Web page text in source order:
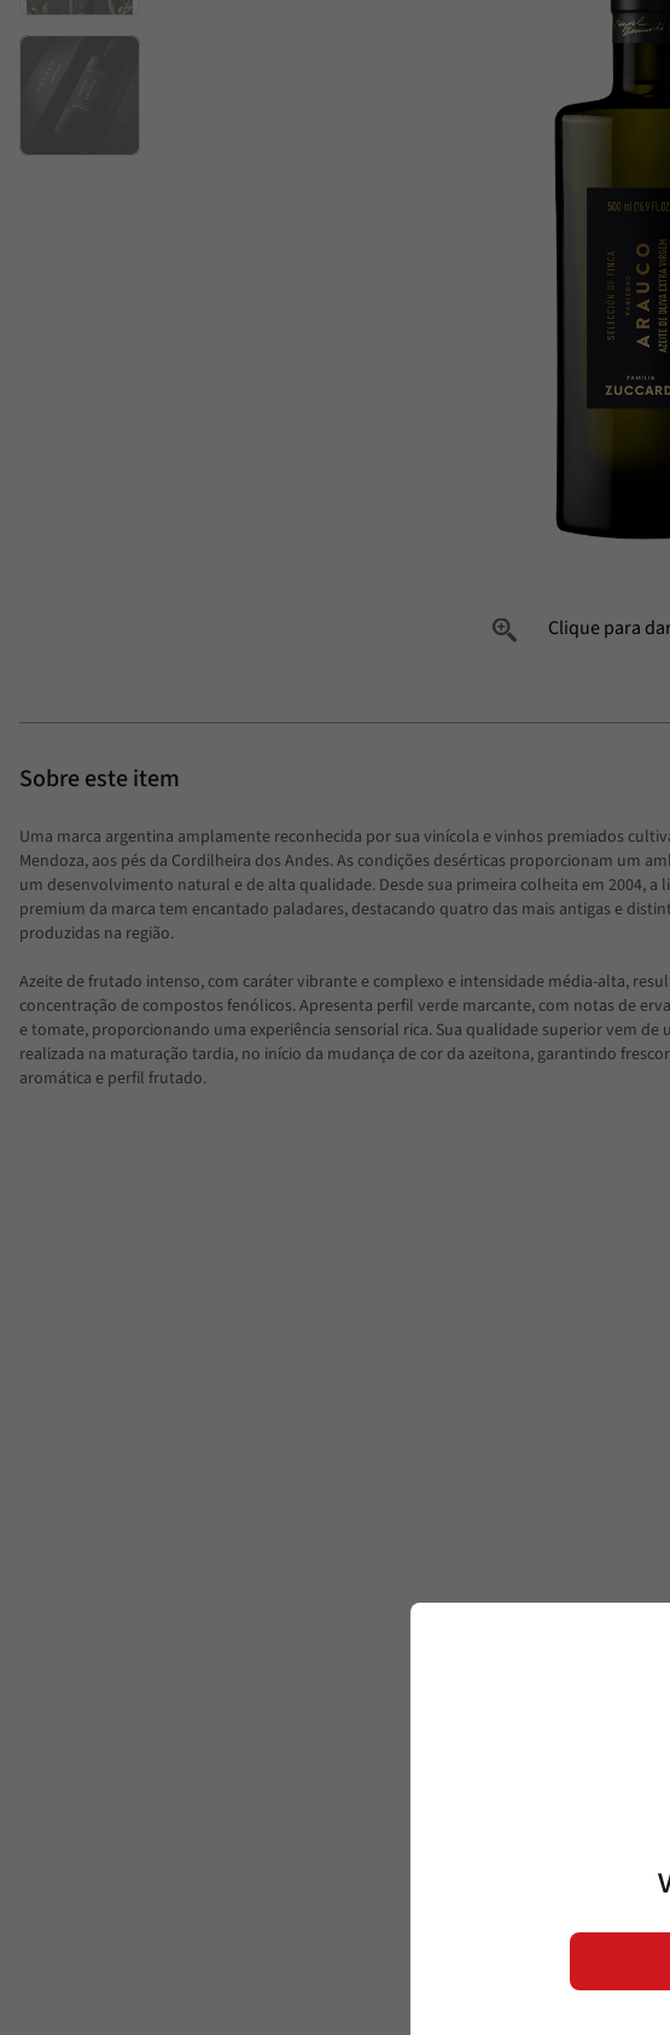
Uma marca argentina amplamente reconhecida por sua vinícola e vinhos premiados
Mendoza, aos pés da Cordilheira dos Andes. As condições desérticas proporcionam um
um desenvolvimento natural e de alta qualidade. Desde sua primeira colheita em 2004, a
premium da marca tem encantado paladares, destacando quatro das mais antigas e
produzidas na região.
Azeite de frutado intenso, com caráter vibrante e complexo e intensidade média-alta,
concentração de compostos fenólicos. Apresenta perfil verde marcante, com notas de
e tomate, proporcionando uma experiência sensorial rica. Sua qualidade superior vem de
realizada na maturação tardia, no início da mudança de cor da azeitona, garantindo
aromática e perfil frutado.